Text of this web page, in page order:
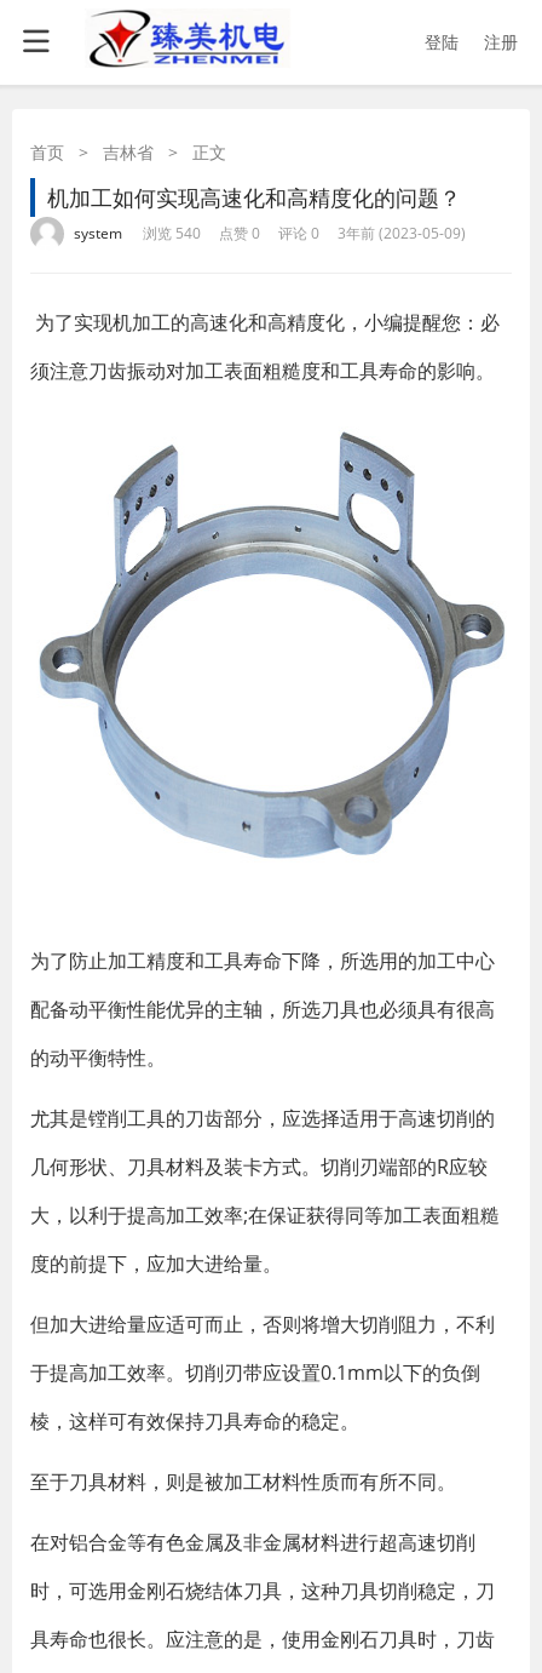
登陆 注册
首页 > 吉林省 > 正文
机加工如何实现高速化和高精度化的问题？
system 浏览 540 点赞 0 评论 0 3年前 (2023-05-09)
​ 为了实现机加工的高速化和高精度化，小编提醒您：必
须注意刀齿振动对加工表面粗糙度和工具寿命的影响。
为了防止加工精度和工具寿命下降，所选用的加工中心
配备动平衡性能优异的主轴，所选刀具也必须具有很高
的动平衡特性。
尤其是镗削工具的刀齿部分，应选择适用于高速切削的
几何形状、刀具材料及装卡方式。切削刃端部的R应较
大，以利于提高加工效率;在保证获得同等加工表面粗糙
度的前提下，应加大进给量。
但加大进给量应适可而止，否则将增大切削阻力，不利
于提高加工效率。切削刃带应设置0.1mm以下的负倒
棱，这样可有效保持刀具寿命的稳定。
至于刀具材料，则是被加工材料性质而有所不同。
在对铝合金等有色金属及非金属材料进行超高速切削
时，可选用金刚石烧结体刀具，这种刀具切削稳定，刀
具寿命也很长。应注意的是，使用金刚石刀具时，刀齿